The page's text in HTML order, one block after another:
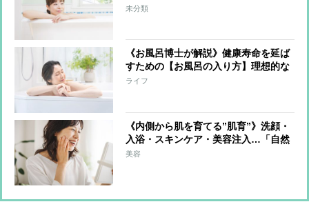
なる健康効果を目指す「温冷交代浴」
未分類
《お風呂博士が解説》健康寿命を延ば
すための【お風呂の入り方】理想的な
入浴法は「40℃に10分」「就寝の90分
ライフ
《内側から肌を育てる”肌育”》洗顔・
入浴・スキンケア・美容注入…「自然
な美しさ」をコツコツ育む方法を美の
美容